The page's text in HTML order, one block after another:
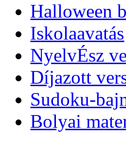
Halloween
Iskolaavatás
NyelvÉsz
Díjazott
Sudoku-
Bolyai